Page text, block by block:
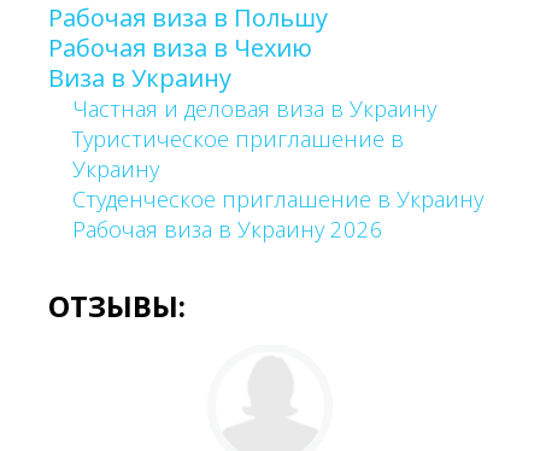
Рабочая виза в Польшу
Рабочая виза в Чехию
Виза в Украину
Частная и деловая виза в Украину
Туристическое приглашение в
Украину
Студенческое приглашение в Украину
Рабочая виза в Украину 2026
ОТЗЫВЫ: